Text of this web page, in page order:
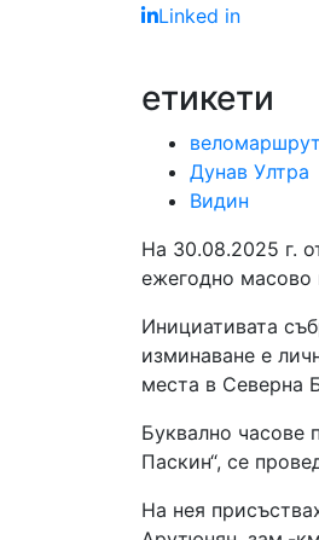
Linked in
етикети
веломаршрут
Дунав Ултра
Видин
На 30.08.2025 г.
ежегодно масово
Инициативата
изминаване е
места в Северна
Буквално часове
Паскин“, се
На нея